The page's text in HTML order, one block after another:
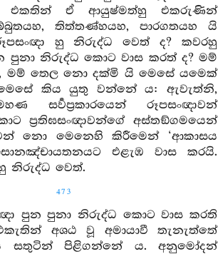
එකතින් ඒ ආයුෂ්මත්හු එකරුණින්
තිත්තණ්හයහ, පාරගතයහ යි
හු නිරුද්ධ වෙත් ද? කවරහු
පුනා නිරුද්ධ කොට වාස කරත් ද? මම්
මම් තෙල නො දක්මි යි මෙසේ යමෙක්
කිය යුතු වන්නේ ය: ඇවැත්නි,
සර්‍වප්‍රකාරයෙන් රූපසංඥාවන්
ප්‍රතිඝසංඥාවන්ගේ අස්තඞ්ගමයෙන්
නො මෙනෙහි කිරීමෙන් ‘ආකාසය
එළැඹ වාස කරයි.
නිරුද්ධ වෙත්.
473
පුන පුනා නිරුද්ධ කොට වාස කරති
අශඨ වූ අමායාවී තැනැත්තේ
සතුටින් පිළිගන්නේ ය. අනුමෝදන්